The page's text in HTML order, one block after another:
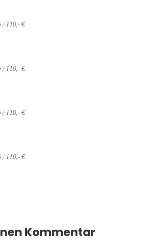
/ 110,- €
/ 110,- €
/ 110,- €
/ 110,- €
Kommentar